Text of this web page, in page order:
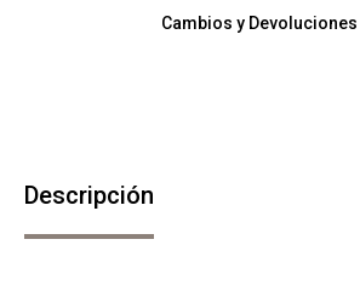
Cambios y Devoluciones
Descripción